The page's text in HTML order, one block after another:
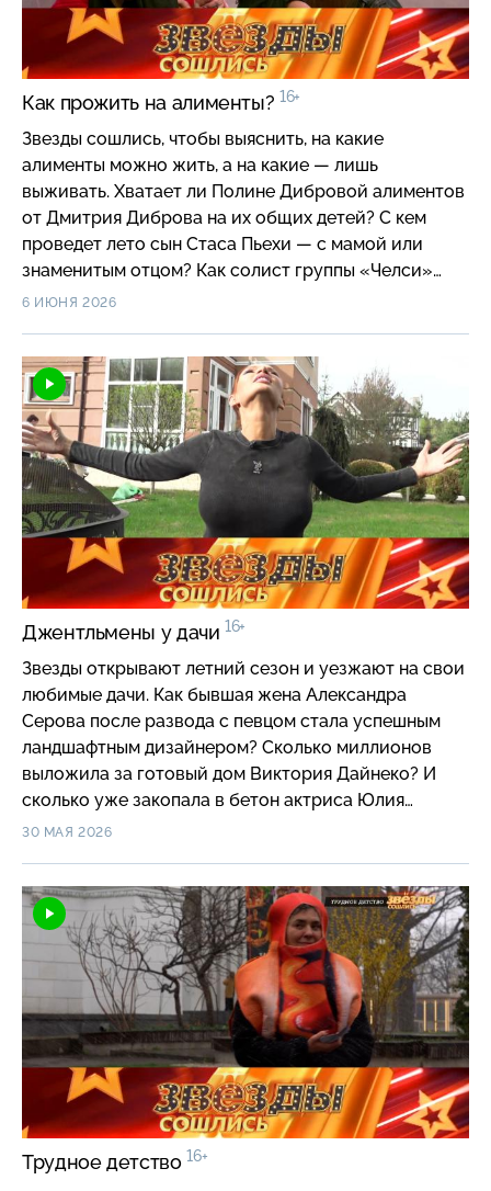
Как прожить на алименты? 16+
Звезды сошлись, чтобы выяснить, на какие
алименты можно жить, а на какие — лишь
выживать. Хватает ли Полине Дибровой алиментов
от Дмитрия Диброва на их общих детей? С кем
проведет лето сын Стаса Пьехи — с мамой или
знаменитым отцом? Как солист группы «Челси»
стал отцом-одиночкой? И на что растит сына
6 ИЮНЯ 2026
Джентльмены у дачи 16+
Звезды открывают летний сезон и уезжают на свои
любимые дачи. Как бывшая жена Александра
Серова после развода с певцом стала успешным
ландшафтным дизайнером? Сколько миллионов
выложила за готовый дом Виктория Дайнеко? И
сколько уже закопала в бетон актриса Юлия
Такшина? Почему дочь Валентины Талызиной
некошеный газон и борщевик, а также за мытье
машины на участке?
30 МАЯ 2026
Трудное детство 16+